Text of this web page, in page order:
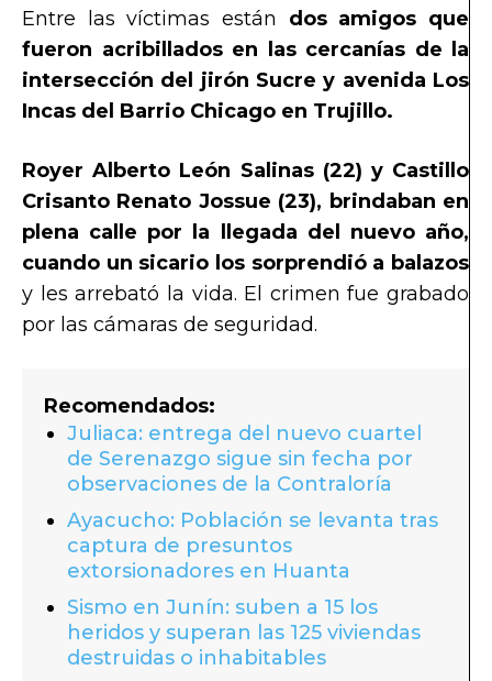
Entre las víctimas están dos amigos que
fueron acribillados en las cercanías de la
intersección del jirón Sucre y avenida Los
Incas del Barrio Chicago en Trujillo.
Royer Alberto León Salinas (22) y Castillo
Crisanto Renato Jossue (23), brindaban en
plena calle por la llegada del nuevo año,
cuando un sicario los sorprendió a balazos
y les arrebató la vida. El crimen fue grabado
por las cámaras de seguridad.
Recomendados:
Juliaca: entrega del nuevo cuartel
de Serenazgo sigue sin fecha por
observaciones de la Contraloría
Ayacucho: Población se levanta tras
captura de presuntos
extorsionadores en Huanta
Sismo en Junín: suben a 15 los
heridos y superan las 125 viviendas
destruidas o inhabitables